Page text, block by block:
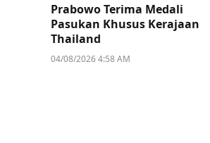
Prabowo Terima Medali
Pasukan Khusus Kerajaan
Thailand
04/08/2026 4:58 AM